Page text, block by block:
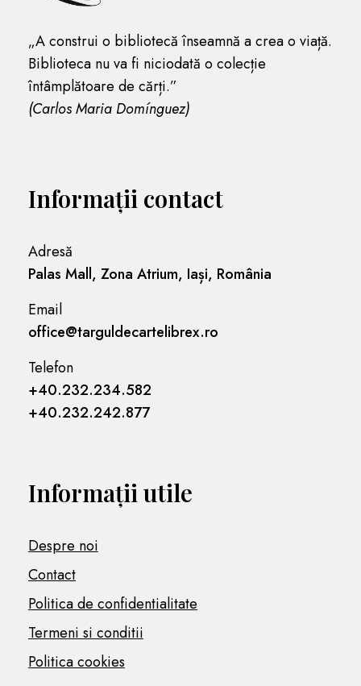
„A construi o bibliotecă înseamnă a crea o viață.
Biblioteca nu va fi niciodată o colecție
întâmplătoare de cărți.”
(Carlos Maria Domínguez)
Informații contact
Adresă
Palas Mall, Zona Atrium, Iași, România
Email
office@targuldecartelibrex.ro
Telefon
+40.232.234.582
+40.232.242.877
Informații utile
Despre noi
Contact
Politica de confidentialitate
Termeni si conditii
Politica cookies